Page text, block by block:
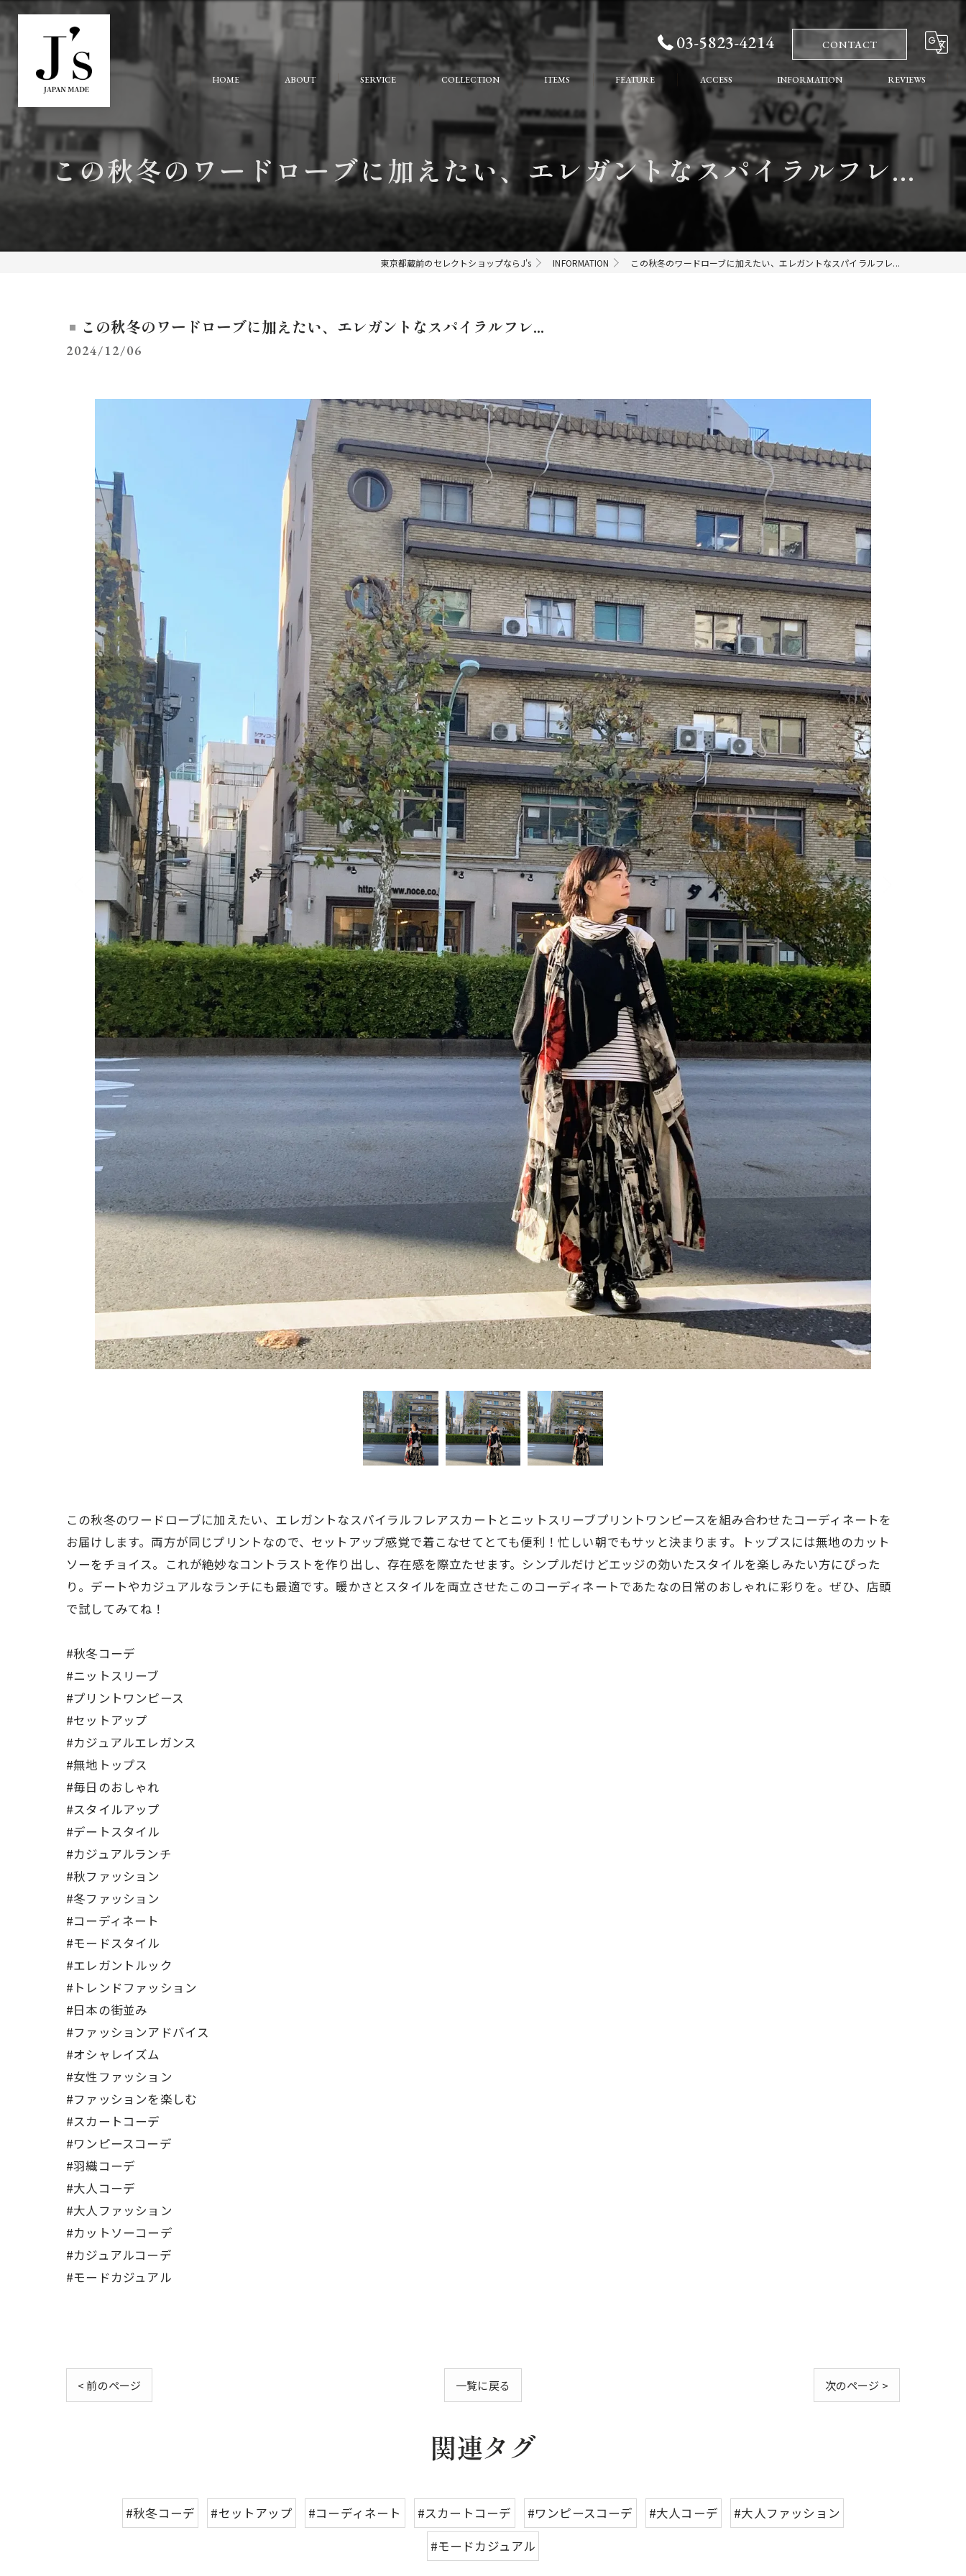
03-5823-4214 CONTACT
HOME ABOUT SERVICE COLLECTION ITEMS
FAQ
FEATURE
おしゃれ
大人
個性的
モード
ストリート
ACCESS INFORMATION
COLUMN
REVIEWS
この秋冬のワードローブに加えたい、エレガントなスパイラルフレ...
東京都蔵前のセレクトショップならJ's INFORMATION この秋冬のワードローブに加えたい、エレガントなスパイラルフレ...
この秋冬のワードローブに加えたい、エレガントなスパイラルフレ...
2024/12/06
この秋冬のワードローブに加えたい、エレガントなスパイラルフレアスカートとニットスリーブプリントワンピースを組み合わせたコーディネートを
お届けします。両方が同じプリントなので、セットアップ感覚で着こなせてとても便利！忙しい朝でもサッと決まります。トップスには無地のカット
ソーをチョイス。これが絶妙なコントラストを作り出し、存在感を際立たせます。シンプルだけどエッジの効いたスタイルを楽しみたい方にぴった
り。デートやカジュアルなランチにも最適です。暖かさとスタイルを両立させたこのコーディネートであたなの日常のおしゃれに彩りを。ぜひ、店頭
で試してみてね！
#秋冬コーデ
#ニットスリーブ
#プリントワンピース
#セットアップ
#カジュアルエレガンス
#無地トップス
#毎日のおしゃれ
#スタイルアップ
#デートスタイル
#カジュアルランチ
#秋ファッション
#冬ファッション
#コーディネート
#モードスタイル
#エレガントルック
#トレンドファッション
#日本の街並み
#ファッションアドバイス
#オシャレイズム
#女性ファッション
#ファッションを楽しむ
#スカートコーデ
#ワンピースコーデ
#羽織コーデ
#大人コーデ
#大人ファッション
#カットソーコーデ
#カジュアルコーデ
#モードカジュアル
< 前のページ 一覧に戻る 次のページ >
関連タグ
#秋冬コーデ #セットアップ #コーディネート #スカートコーデ #ワンピースコーデ #大人コーデ
#大人ファッション
#モードカジュアル